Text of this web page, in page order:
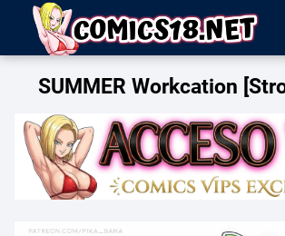
SUMMER Workcation